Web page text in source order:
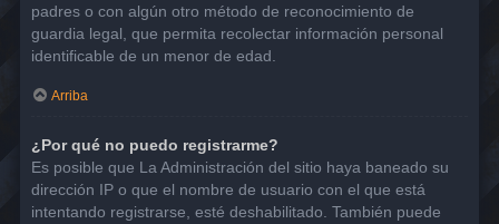
padres o con algún otro método de reconocimiento de
guardia legal, que permita recolectar información personal
identificable de un menor de edad.
Arriba
¿Por qué no puedo registrarme?
Es posible que La Administración del sitio haya baneado su
dirección IP o que el nombre de usuario con el que está
intentando registrarse, esté deshabilitado. También puede